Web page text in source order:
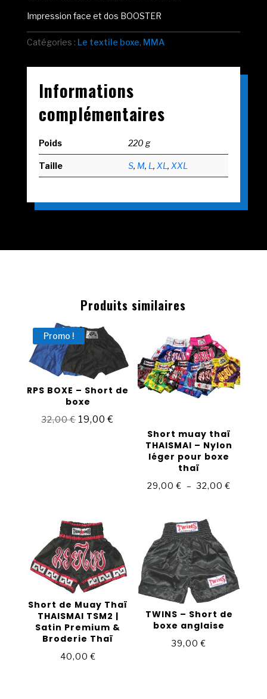
Impression face et dos BOOSTER
Catégories : Le textile boxe, MMA
Informations
complémentaires
Poids 220 g
Taille S, M, L , XL , XXL
Produits similaires
Promo !
RPS BOXE – Short de
boxe
32,00€ Le
19,00€
19,00 €.
Short muay thaï
THAISMAI – Nylon
léger pour boxe
thaï
29,00€ – 32,00€
32,00 €
Short de Muay Thaï
THAISMAI TSM2 |
Satin Premium &
Broderie Thaï
40,00€
TWINS – Short de
boxe anglaise
39,00€